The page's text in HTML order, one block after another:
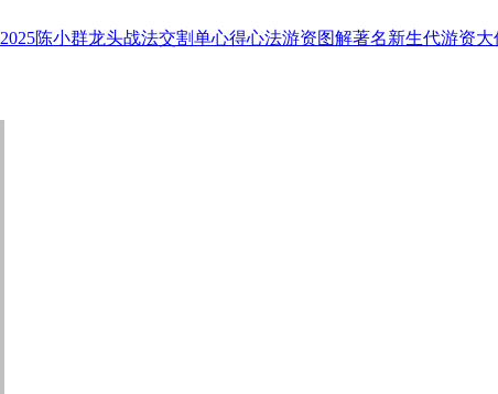
2025陈小群龙头战法交割单心得心法游资图解著名新生代游资